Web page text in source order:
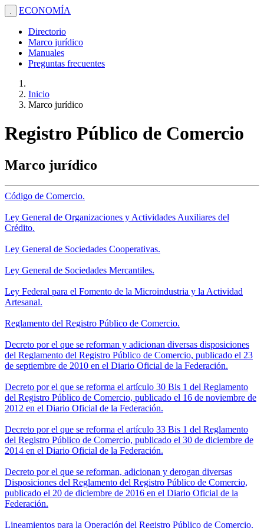
. ECONOMÍA
Directorio
Marco jurídico
Manuales
Preguntas frecuentes
Inicio
Marco jurídico
Registro Público de Comercio
Marco jurídico
Código de Comercio.
Ley General de Organizaciones y Actividades Auxiliares del
Crédito.
Ley General de Sociedades Cooperativas.
Ley General de Sociedades Mercantiles.
Ley Federal para el Fomento de la Microindustria y la Actividad
Artesanal.
Reglamento del Registro Público de Comercio.
Decreto por el que se reforman y adicionan diversas disposiciones
del Reglamento del Registro Público de Comercio, publicado el 23
de septiembre de 2010 en el Diario Oficial de la Federación.
Decreto por el que se reforma el artículo 30 Bis 1 del Reglamento
del Registro Público de Comercio, publicado el 16 de noviembre de
2012 en el Diario Oficial de la Federación.
Decreto por el que se reforma el artículo 33 Bis 1 del Reglamento
del Registro Público de Comercio, publicado el 30 de diciembre de
2014 en el Diario Oficial de la Federación.
Decreto por el que se reforman, adicionan y derogan diversas
Disposiciones del Reglamento del Registro Público de Comercio,
publicado el 20 de diciembre de 2016 en el Diario Oficial de la
Federación.
Lineamientos para la Operación del Registro Público de Comercio.